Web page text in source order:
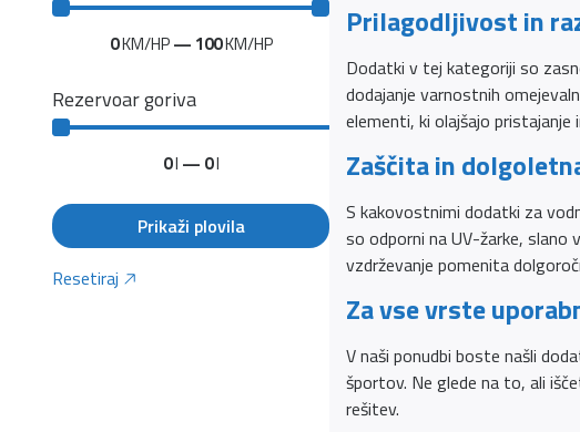
0KM/HP— 100KM/HP
Rezervoar goriva
0l — 0l
Prikaži plovila
Resetiraj
Prilagodljivost in
Dodatki v tej kategoriji so
dodajanje varnostnih
elementi, ki olajšajo pristajanje
Zaščita in
S kakovostnimi dodatki za
so odporni na UV-žarke, slano
vzdrževanje pomenita
Za vse vrste
V naši ponudbi boste našli
športov. Ne glede na to, ali
rešitev.